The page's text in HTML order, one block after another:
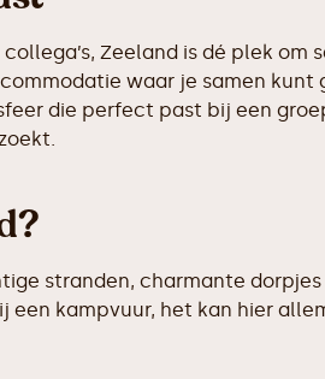
Zeeland is dé plek om
waar je samen kunt
die perfect past bij een
stranden, charmante dorpjes
kampvuur, het kan hier